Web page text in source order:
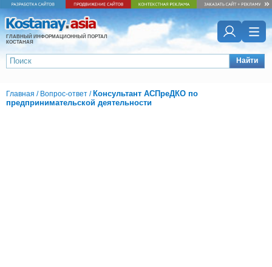
ГЛАВНЫЙ ИНФОРМАЦИОННЫЙ ПОРТАЛ
КОСТАНАЯ
Найти
Главная / Вопрос-ответ / Консультант АСПреДКО по
предпринимательской деятельности